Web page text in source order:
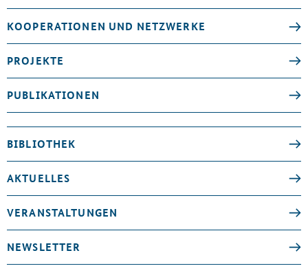
KOOPERATIONEN UND NETZWERKE
PROJEKTE
PUBLIKATIONEN
BIBLIOTHEK
AKTUELLES
VERANSTALTUNGEN
NEWSLETTER